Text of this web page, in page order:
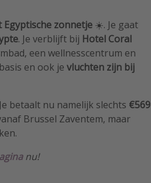
Egyptische zonnetje ☀️. Je gaat
. Je verblijft bij Hotel Coral
een wellnesscentrum en
basis en ook je vluchten zijn bij
betaalt nu namelijk slechts €569
Brussel Zaventem, maar
nu!